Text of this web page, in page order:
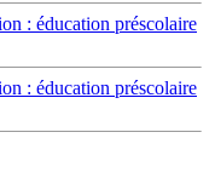
: éducation préscolaire
: éducation préscolaire